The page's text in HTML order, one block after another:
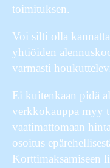
toimituksen.
Voi silti olla
yhtiöiden
varmasti
Ei kuitenkaan pidä
verkkokauppa myy
vaatimattomaan
osoitus
Korttimaksamiseen